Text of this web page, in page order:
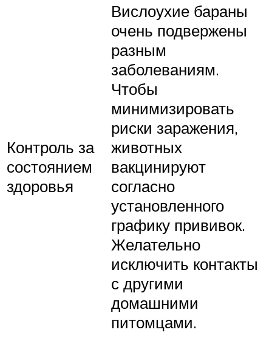
Контроль за
состоянием
здоровья
Вислоухие бараны
очень подвержены
разным
заболеваниям.
Чтобы
минимизировать
риски заражения,
животных
вакцинируют
согласно
установленного
графику прививок.
Желательно
исключить контакты
с другими
домашними
питомцами.